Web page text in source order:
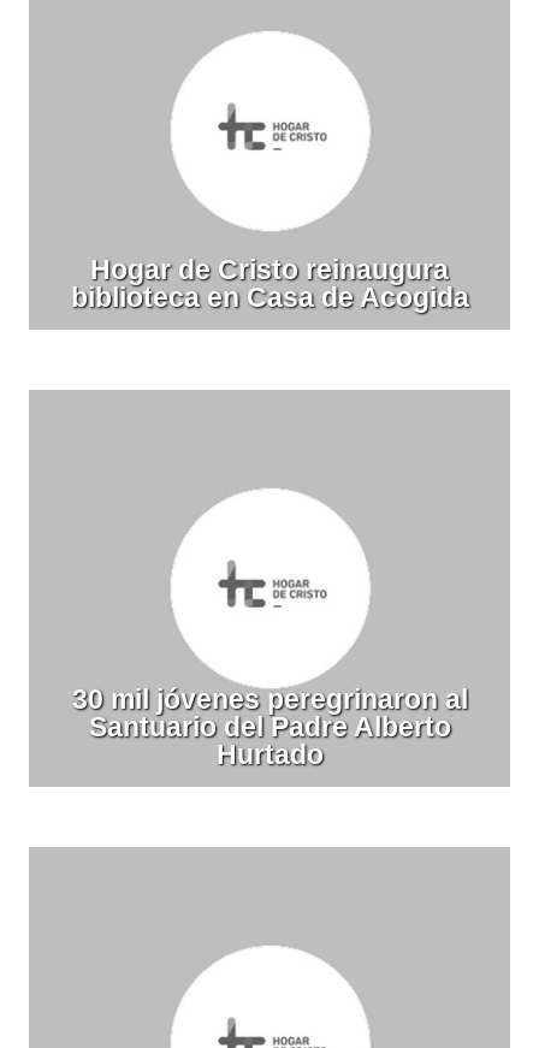
Hogar de Cristo reinaugura
biblioteca en Casa de Acogida
30 mil jóvenes peregrinaron al
Santuario del Padre Alberto
Hurtado